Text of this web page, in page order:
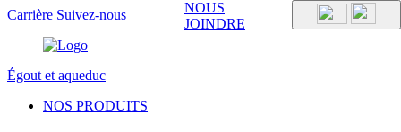
Carrière Suivez-nous
Égout et aqueduc
NOS PRODUITS
NOUS
JOINDRE